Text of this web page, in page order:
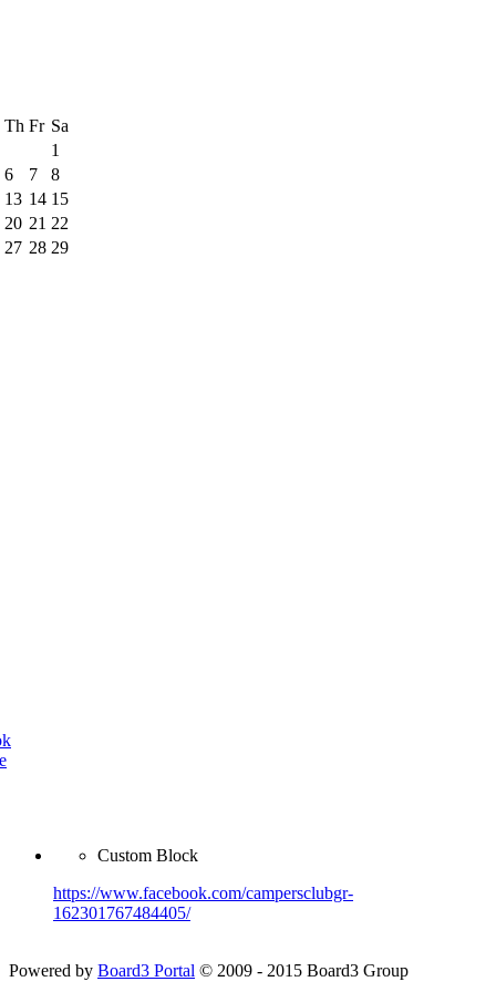
Th Fr Sa
1
6
7
8
13 14 15
20 21 22
27 28 29
Custom Block
https://www.facebook.com/campersclubgr-
162301767484405/
Powered by Board3 Portal © 2009 - 2015 Board3 Group